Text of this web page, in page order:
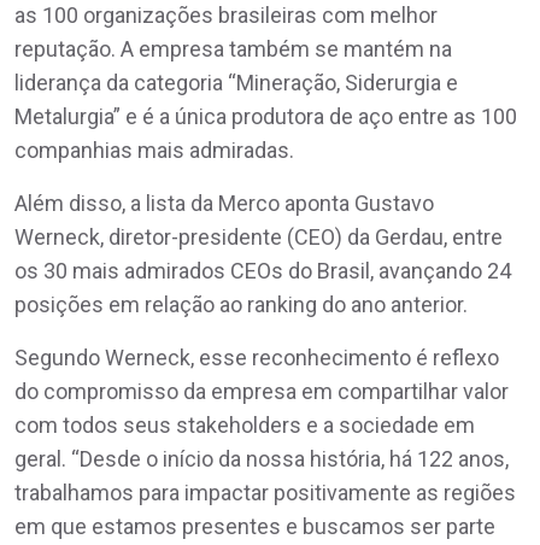
as 100 organizações brasileiras com melhor
reputação. A empresa também se mantém na
liderança da categoria “Mineração, Siderurgia e
Metalurgia” e é a única produtora de aço entre as 100
companhias mais admiradas.
Além disso, a lista da Merco aponta Gustavo
Werneck, diretor-presidente (CEO) da Gerdau, entre
os 30 mais admirados CEOs do Brasil, avançando 24
posições em relação ao ranking do ano anterior.
Segundo Werneck, esse reconhecimento é reflexo
do compromisso da empresa em compartilhar valor
com todos seus stakeholders e a sociedade em
geral. “Desde o início da nossa história, há 122 anos,
trabalhamos para impactar positivamente as regiões
em que estamos presentes e buscamos ser parte